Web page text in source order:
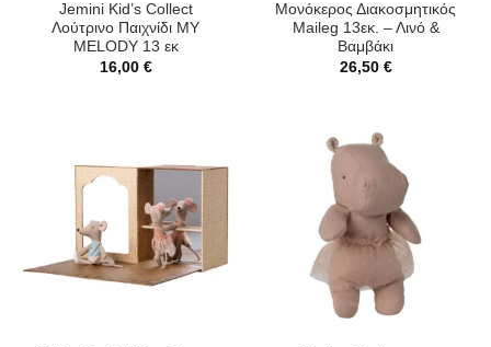
Jemini Kid’s Collect
Λούτρινο Παιχνίδι MY
MELODY 13 εκ
16,00 €
Μονόκερος Διακοσμητικός
Maileg 13εκ. – Λινό &
Βαμβάκι
26,50 €